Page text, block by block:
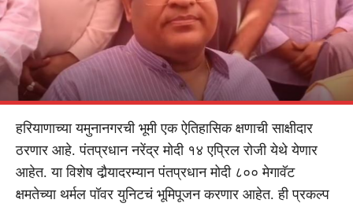
हरियाणाच्या यमुनानगरची भूमी एक ऐतिहासिक क्षणाची साक्षीदार
ठरणार आहे. पंतप्रधान नरेंद्र मोदी १४ एप्रिल रोजी येथे येणार
आहेत. या विशेष दौर्‍यादरम्यान पंतप्रधान मोदी ८०० मेगावॅट
क्षमतेच्या थर्मल पॉवर युनिटचं भूमिपूजन करणार आहेत. ही प्रकल्प